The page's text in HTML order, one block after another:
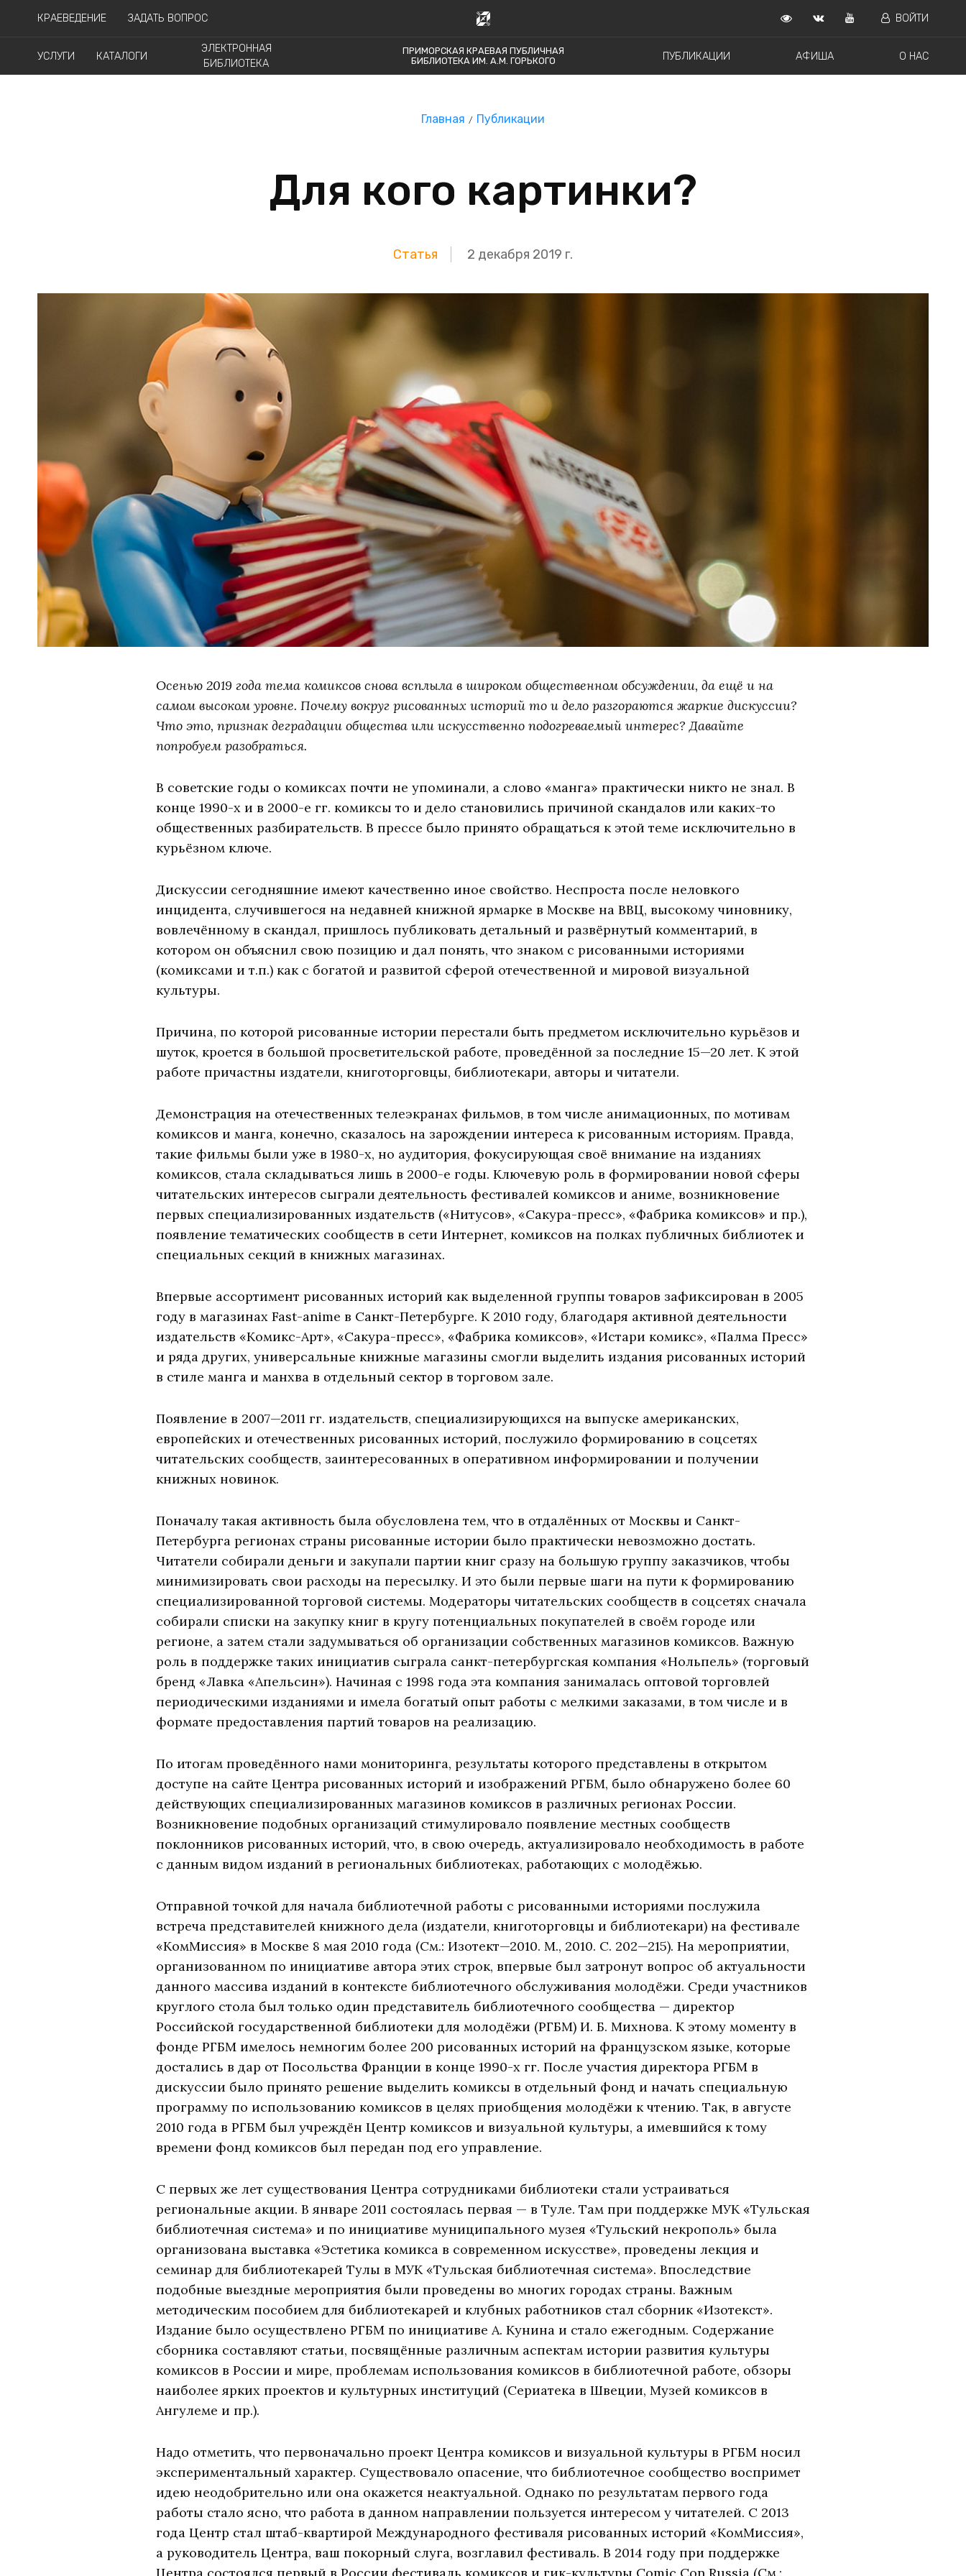
КРАЕВЕДЕНИЕ ЗАДАТЬ ВОПРОС ВОЙТИ
УСЛУГИ КАТАЛОГИ
ЭЛЕКТРОННАЯ
БИБЛИОТЕКА
ПРИМОРСКАЯ КРАЕВАЯ ПУБЛИЧНАЯ
БИБЛИОТЕКА ИМ. А.М. ГОРЬКОГО
ПУБЛИКАЦИИ АФИША О НАС
Главная Публикации
Для кого картинки?
Статья 2 декабря 2019 г.
Осенью 2019 года тема комиксов снова всплыла в широком общественном обсуждении, да ещё и на
самом высоком уровне. Почему вокруг рисованных историй то и дело разгораются жаркие дискуссии?
Что это, признак деградации общества или искусственно подогреваемый интерес? Давайте
попробуем разобраться.
В советские годы о комиксах почти не упоминали, а слово «манга» практически никто не знал. В
конце 1990-х и в 2000-е гг. комиксы то и дело становились причиной скандалов или каких-то
общественных разбирательств. В прессе было принято обращаться к этой теме исключительно в
курьёзном ключе.
Дискуссии сегодняшние имеют качественно иное свойство. Неспроста после неловкого
инцидента, случившегося на недавней книжной ярмарке в Москве на ВВЦ, высокому чиновнику,
вовлечённому в скандал, пришлось публиковать детальный и развёрнутый комментарий, в
котором он объяснил свою позицию и дал понять, что знаком с рисованными историями
(комиксами и т.п.) как с богатой и развитой сферой отечественной и мировой визуальной
культуры.
Причина, по которой рисованные истории перестали быть предметом исключительно курьёзов и
шуток, кроется в большой просветительской работе, проведённой за последние 15—20 лет. К этой
работе причастны издатели, книготорговцы, библиотекари, авторы и читатели.
Демонстрация на отечественных телеэкранах фильмов, в том числе анимационных, по мотивам
комиксов и манга, конечно, сказалось на зарождении интереса к рисованным историям. Правда,
такие фильмы были уже в 1980-х, но аудитория, фокусирующая своё внимание на изданиях
комиксов, стала складываться лишь в 2000-е годы. Ключевую роль в формировании новой сферы
читательских интересов сыграли деятельность фестивалей комиксов и аниме, возникновение
первых специализированных издательств («Нитусов», «Сакура-пресс», «Фабрика комиксов» и пр.),
появление тематических сообществ в сети Интернет, комиксов на полках публичных библиотек и
специальных секций в книжных магазинах.
Впервые ассортимент рисованных историй как выделенной группы товаров зафиксирован в 2005
году в магазинах Fast-anime в Санкт-Петербурге. К 2010 году, благодаря активной деятельности
издательств «Комикс-Арт», «Сакура-пресс», «Фабрика комиксов», «Истари комикс», «Палма Пресс»
и ряда других, универсальные книжные магазины смогли выделить издания рисованных историй
в стиле манга и манхва в отдельный сектор в торговом зале.
Появление в 2007—2011 гг. издательств, специализирующихся на выпуске американских,
европейских и отечественных рисованных историй, послужило формированию в соцсетях
читательских сообществ, заинтересованных в оперативном информировании и получении
книжных новинок.
Поначалу такая активность была обусловлена тем, что в отдалённых от Москвы и Санкт-
Петербурга регионах страны рисованные истории было практически невозможно достать.
Читатели собирали деньги и закупали партии книг сразу на большую группу заказчиков, чтобы
минимизировать свои расходы на пересылку. И это были первые шаги на пути к формированию
специализированной торговой системы. Модераторы читательских сообществ в соцсетях сначала
собирали списки на закупку книг в кругу потенциальных покупателей в своём городе или
регионе, а затем стали задумываться об организации собственных магазинов комиксов. Важную
роль в поддержке таких инициатив сыграла санкт-петербургская компания «Нольпель» (торговый
бренд «Лавка «Апельсин»). Начиная с 1998 года эта компания занималась оптовой торговлей
периодическими изданиями и имела богатый опыт работы с мелкими заказами, в том числе и в
формате предоставления партий товаров на реализацию.
По итогам проведённого нами мониторинга, результаты которого представлены в открытом
доступе на сайте Центра рисованных историй и изображений РГБМ, было обнаружено более 60
действующих специализированных магазинов комиксов в различных регионах России.
Возникновение подобных организаций стимулировало появление местных сообществ
поклонников рисованных историй, что, в свою очередь, актуализировало необходимость в работе
с данным видом изданий в региональных библиотеках, работающих с молодёжью.
Отправной точкой для начала библиотечной работы с рисованными историями послужила
встреча представителей книжного дела (издатели, книготорговцы и библиотекари) на фестивале
«КомМиссия» в Москве 8 мая 2010 года (См.: Изотект—2010. М., 2010. С. 202—215). На мероприятии,
организованном по инициативе автора этих строк, впервые был затронут вопрос об актуальности
данного массива изданий в контексте библиотечного обслуживания молодёжи. Среди участников
круглого стола был только один представитель библиотечного сообщества — директор
Российской государственной библиотеки для молодёжи (РГБМ) И. Б. Михнова. К этому моменту в
фонде РГБМ имелось немногим более 200 рисованных историй на французском языке, которые
достались в дар от Посольства Франции в конце 1990-х гг. После участия директора РГБМ в
дискуссии было принято решение выделить комиксы в отдельный фонд и начать специальную
программу по использованию комиксов в целях приобщения молодёжи к чтению. Так, в августе
2010 года в РГБМ был учреждён Центр комиксов и визуальной культуры, а имевшийся к тому
времени фонд комиксов был передан под его управление.
С первых же лет существования Центра сотрудниками библиотеки стали устраиваться
региональные акции. В январе 2011 состоялась первая — в Туле. Там при поддержке МУК «Тульская
библиотечная система» и по инициативе муниципального музея «Тульский некрополь» была
организована выставка «Эстетика комикса в современном искусстве», проведены лекция и
семинар для библиотекарей Тулы в МУК «Тульская библиотечная система». Впоследствие
подобные выездные мероприятия были проведены во многих городах страны. Важным
методическим пособием для библиотекарей и клубных работников стал сборник «Изотекст».
Издание было осуществлено РГБМ по инициативе А. Кунина и стало ежегодным. Содержание
сборника составляют статьи, посвящённые различным аспектам истории развития культуры
комиксов в России и мире, проблемам использования комиксов в библиотечной работе, обзоры
наиболее ярких проектов и культурных институций (Сериатека в Швеции, Музей комиксов в
Ангулеме и пр.).
Надо отметить, что первоначально проект Центра комиксов и визуальной культуры в РГБМ носил
экспериментальный характер. Существовало опасение, что библиотечное сообщество воспримет
идею неодобрительно или она окажется неактуальной. Однако по результатам первого года
работы стало ясно, что работа в данном направлении пользуется интересом у читателей. С 2013
года Центр стал штаб-квартирой Международного фестиваля рисованных историй «КомМиссия»,
а руководитель Центра, ваш покорный слуга, возглавил фестиваль. В 2014 году при поддержке
Центра состоялся первый в России фестиваль комиксов и гик-культуры Comic Con Russia (См.: